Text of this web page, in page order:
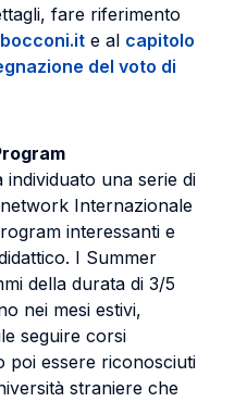
fare riferimento
e al capitolo
del voto di
una serie di
Internazionale
interessanti e
I Summer
della durata di 3/5
nei mesi estivi,
seguire corsi
poi essere riconosciuti
straniere che